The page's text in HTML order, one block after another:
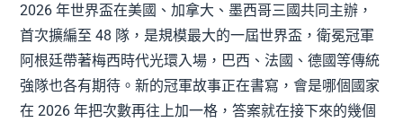
2026 年世界盃在美國、加拿大、墨西哥三國共同主辦，
首次擴編至 48 隊，是規模最大的一屆世界盃，衛冕冠軍
阿根廷帶著梅西時代光環入場，巴西、法國、德國等傳統
強隊也各有期待。新的冠軍故事正在書寫，會是哪個國家
在 2026 年把次數再往上加一格，答案就在接下來的幾個